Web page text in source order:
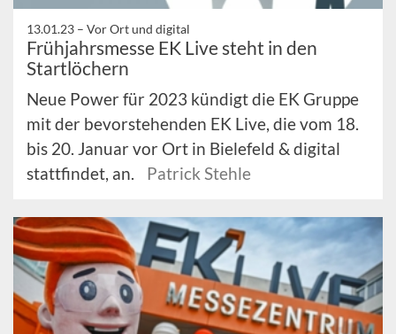
13.01.23 – Vor Ort und digital
Frühjahrsmesse EK Live steht in den
Startlöchern
Neue Power für 2023 kündigt die EK Gruppe
mit der bevorstehenden EK Live, die vom 18.
bis 20. Januar vor Ort in Bielefeld & digital
stattfindet, an.
Patrick Stehle